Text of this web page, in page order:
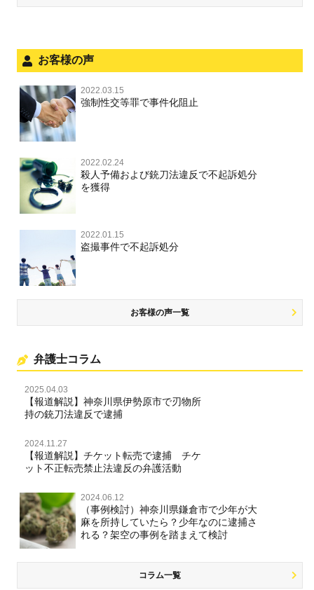
文書偽造・偽造文書行使
不正競争防止法
住居侵入等
名誉棄損・侮辱
ストーカー事件
銃刀法違反
児童虐待・保護責任者遺棄
文書偽造・偽造文書行使
不正競争防止法
住居侵入等
名誉毀損・侮辱
法人と刑事事件（脱税関係，従業員逮捕，予防法務等）
お客様の声
2022.03.15
強制性交等罪で事件化阻止
2022.02.24
殺人予備および銃刀法違反で不起訴処分
を獲得
2022.01.15
盗撮事件で不起訴処分
お客様の声一覧
弁護士コラム
2025.04.03
【報道解説】神奈川県伊勢原市で刃物所
持の銃刀法違反で逮捕
2024.11.27
【報道解説】チケット転売で逮捕 チケ
ット不正転売禁止法違反の弁護活動
2024.06.12
（事例検討）神奈川県鎌倉市で少年が大
麻を所持していたら？少年なのに逮捕さ
れる？架空の事例を踏まえて検討
コラム一覧